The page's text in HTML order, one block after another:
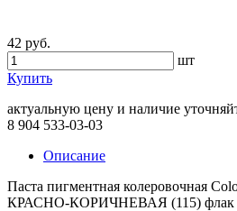
42 руб.
шт
Купить
актуальную цену и наличие
8 904 533-03-03
Описание
Паста пигментная колеровочная
КРАСНО-КОРИЧНЕВАЯ (115) флак